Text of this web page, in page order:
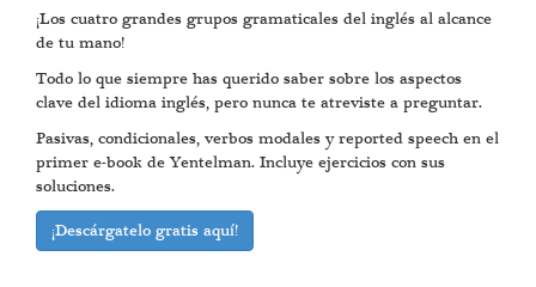
¡Los cuatro grandes grupos gramaticales del inglés al alcance
de tu mano!
Todo lo que siempre has querido saber sobre los aspectos
clave del idioma inglés, pero nunca te atreviste a preguntar.
Pasivas, condicionales, verbos modales y reported speech en el
primer e-book de Yentelman. Incluye ejercicios con sus
soluciones.
¡Descárgatelo gratis aquí!